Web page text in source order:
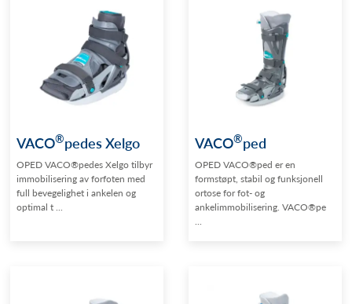
VACO®pedes Xelgo
OPED VACO®pedes Xelgo tilbyr
immobilisering av forfoten med
full bevegelighet i ankelen og
optimal t ...
VACO®ped
OPED VACO®ped er en
formstøpt, stabil og funksjonell
ortose for fot- og
ankelimmobilisering. VACO®pe
...